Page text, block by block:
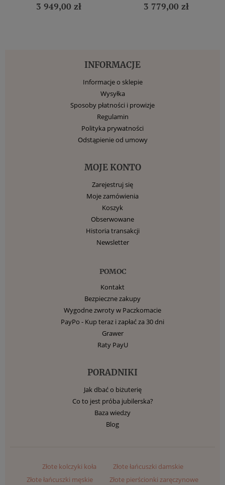
3 949,00 zł 3 779,00 zł
INFORMACJE
Informacje o sklepie
Wysyłka
Sposoby płatności i prowizje
Regulamin
Polityka prywatności
Odstąpienie od umowy
MOJE KONTO
Zarejestruj się
Moje zamówienia
Koszyk
Obserwowane
Historia transakcji
Newsletter
POMOC
Kontakt
Bezpieczne zakupy
Wygodne zwroty w Paczkomacie
PayPo - Kup teraz i zapłać za 30 dni
Grawer
Raty PayU
PORADNIKI
Jak dbać o biżuterię
Co to jest próba jubilerska?
Baza wiedzy
Blog
Złote kolczyki koła
Złote łańcuszki damskie
Złote łańcuszki męskie
Złote pierścionki zaręczynowe